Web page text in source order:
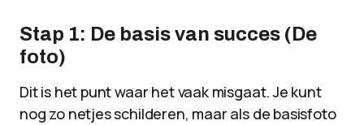
Stap 1: De basis van succes (De
foto)
Dit is het punt waar het vaak misgaat. Je kunt
nog zo netjes schilderen, maar als de basisfoto